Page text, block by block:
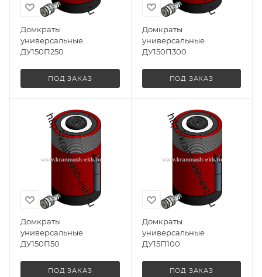
Домкраты
универсальные
ДУ150П250
ПОД ЗАКАЗ
Домкраты
универсальные
ДУ150П300
ПОД ЗАКАЗ
Домкраты
универсальные
ДУ150П50
ПОД ЗАКАЗ
Домкраты
универсальные
ДУ15П100
ПОД ЗАКАЗ